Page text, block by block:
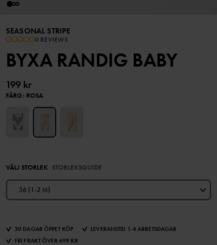
SEASONAL STRIPE
0 REVIEWS
BYXA RANDIG BABY
199 kr
FÄRG: ROSA
VÄLJ STORLEK STORLEKSGUIDE
56 (1-2 M)
30 DAGAR ÖPPET KÖP
LEVERANSTID 1-4 ARBETSDAGAR
FRI FRAKT ÖVER 699 KR